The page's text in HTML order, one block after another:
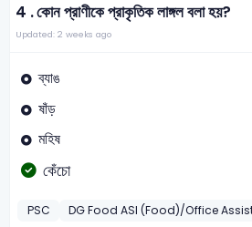
4 .কোন প্রাণীকে প্রাকৃতিক লাঙ্গল বলা হয়?
Updated: 2 weeks ago
ব্যাঙ
ষাঁড়
মহিষ
কেঁচো
PSC DG Food ASI (Food)/Office